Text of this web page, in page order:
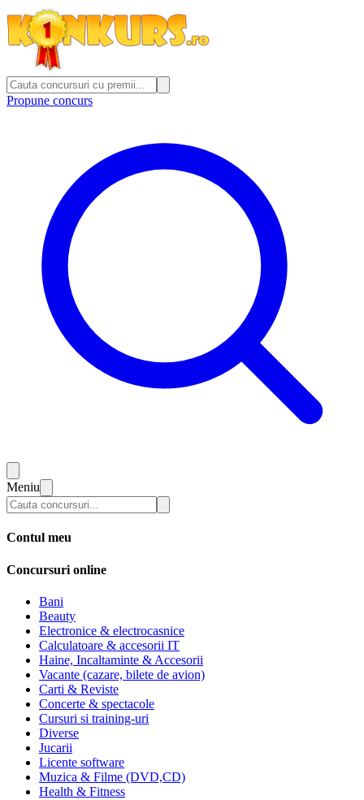
Propune concurs
Meniu
Contul meu
Concursuri online
Bani
Beauty
Electronice & electrocasnice
Calculatoare & accesorii IT
Haine, Incaltaminte & Accesorii
Vacante (cazare, bilete de avion)
Carti & Reviste
Concerte & spectacole
Cursuri si training-uri
Diverse
Jucarii
Licente software
Muzica & Filme (DVD,CD)
Health & Fitness